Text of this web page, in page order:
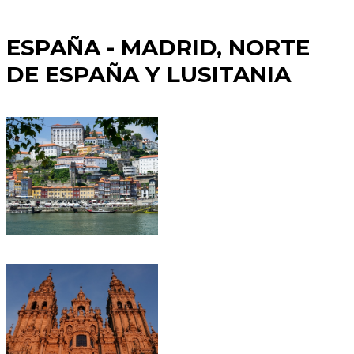
ESPAÑA - MADRID, NORTE
DE ESPAÑA Y LUSITANIA